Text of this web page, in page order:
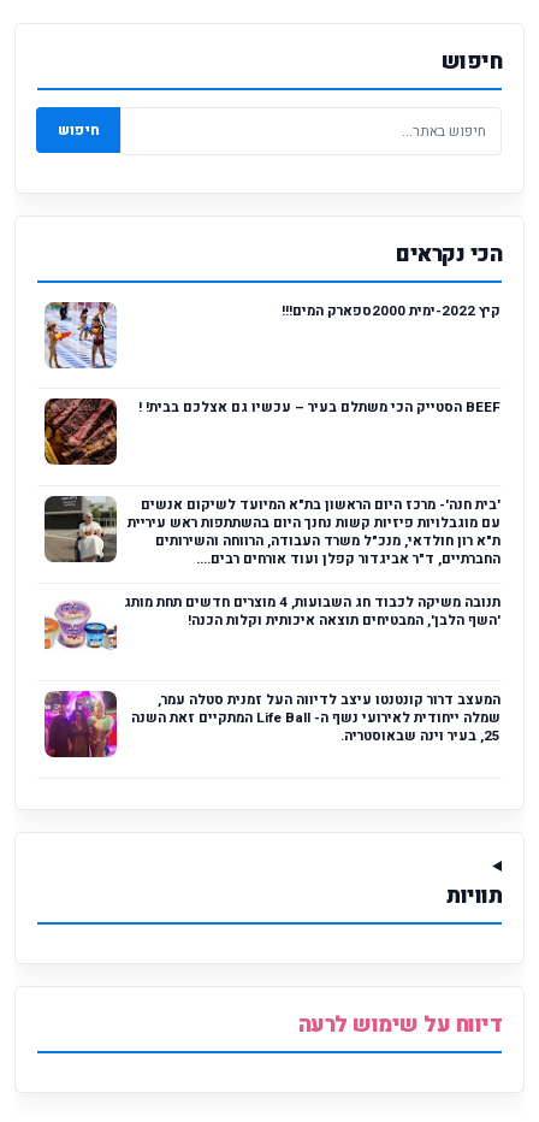
חיפוש
חיפוש
הכי נקראים
קיץ 2022-ימית 2000ספארק המים!!!
BEEF הסטייק הכי משתלם בעיר – עכשיו גם אצלכם בבית! !
'בית חנה'- מרכז היום הראשון בת"א המיועד לשיקום אנשים
עם מוגבלויות פיזיות קשות נחנך היום בהשתתפות ראש עיריית
ת"א רון חולדאי, מנכ"ל משרד העבודה, הרווחה והשירותים
החברתיים, ד"ר אביגדור קפלן ועוד אורחים רבים....
תנובה משיקה לכבוד חג השבועות, 4 מוצרים חדשים תחת מותג
'השף הלבן', המבטיחים תוצאה איכותית וקלות הכנה!
המעצב דרור קונטנטו עיצב לדיווה העל זמנית סטלה עמר,
שמלה ייחודית לאירועי נשף ה- Life Ball המתקיים זאת השנה
25, בעיר וינה שבאוסטריה.
תוויות
דיווח על שימוש לרעה